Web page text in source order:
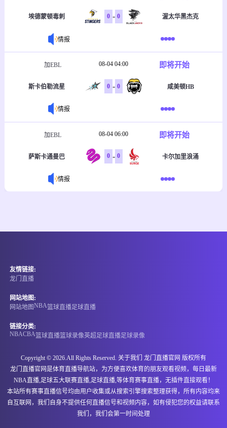
埃德蒙顿毒刺 0 - 0 渥太华黑杰克
情报
加EBL 08-04 04:00 即将开始
斯卡伯勒流星 0 - 0 咸美顿HB
情报
加EBL 08-04 06:00 即将开始
萨斯卡通曼巴 0 - 0 卡尔加里浪涌
情报
友情链接:
龙门直播
网站地图:
网站地图NBA篮球直播足球直播
链接分类:
NBACBA篮球直播篮球录像英超足球直播足球录像
Copyright © 2026.All Rights Reserved. 关于我们 龙门直播官网 版权所有
龙门直播官网是体育直播导航站，为方便喜欢体育的朋友观看视频，每日最新
NBA直播,足球五大联赛直播,足球直播,等体育赛事直播，无插件直接观看！
本站所有赛事直播信号均由用户收集或从搜索引擎搜索整理获得，所有内容均来
自互联网，我们自身不提供任何直播信号和视频内容，如有侵犯您的权益请联系
我们，我们会第一时间处理